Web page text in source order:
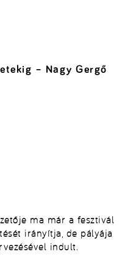
– Nagy Gergő
ma már a fesztivál
irányítja, de pályája
indult.